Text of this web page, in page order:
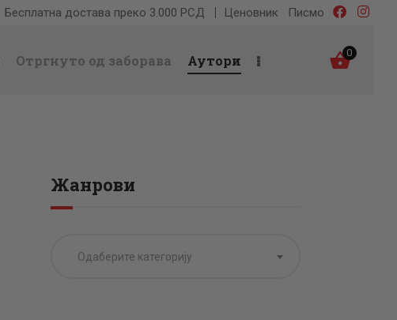
Бесплатна достава преко 3.000 РСД Ценовник Писмо
Отргнуто од заборава Аутори 0
Жанрови
Одаберите категорију